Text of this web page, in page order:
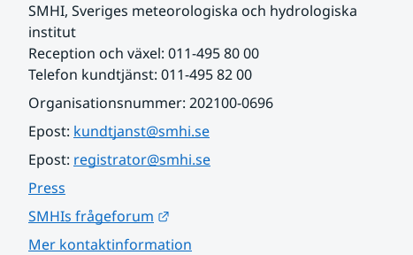
SMHI, Sveriges meteorologiska och hydrologiska
institut
Reception och växel: 011-495 80 00
Telefon kundtjänst: 011-495 82 00
Organisationsnummer: 202100-0696
Epost: kundtjanst@smhi.se
Epost: registrator@smhi.se
Press
SMHIs frågeforum
Mer kontaktinformation